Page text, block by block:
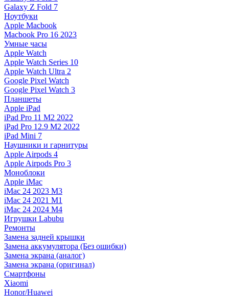
Galaxy Z Fold 7
Ноутбуки
Apple Macbook
Macbook Pro 16 2023
Умные часы
Apple Watch
Apple Watch Series 10
Apple Watch Ultra 2
Google Pixel Watch
Google Pixel Watch 3
Планшеты
Apple iPad
iPad Pro 11 M2 2022
iPad Pro 12.9 M2 2022
iPad Mini 7
Наушники и гарнитуры
Apple Airpods 4
Apple Airpods Pro 3
Моноблоки
Apple iMac
iMac 24 2023 M3
iMac 24 2021 M1
iMac 24 2024 M4
Игрушки Labubu
Ремонты
Замена задней крышки
Замена аккумулятора (Без ошибки)
Замена экрана (аналог)
Замена экрана (оригинал)
Смартфоны
Xiaomi
Honor/Huawei